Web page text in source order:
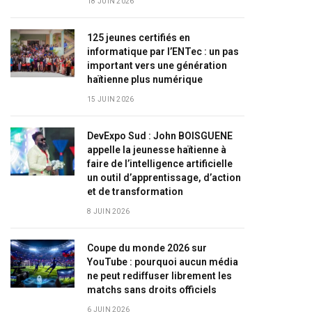
125 jeunes certifiés en
informatique par l’ENTec : un pas
important vers une génération
haïtienne plus numérique
15 JUIN 2026
DevExpo Sud : John BOISGUENE
appelle la jeunesse haïtienne à
faire de l’intelligence artificielle
un outil d’apprentissage, d’action
et de transformation
8 JUIN 2026
Coupe du monde 2026 sur
YouTube : pourquoi aucun média
ne peut rediffuser librement les
matchs sans droits officiels
6 JUIN 2026